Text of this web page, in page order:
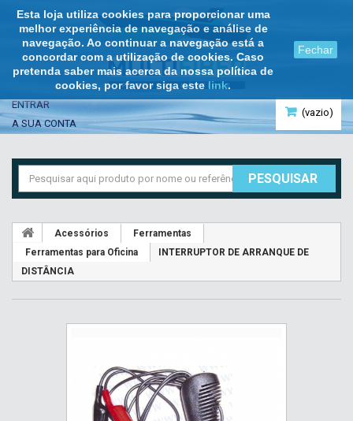
Esta loja utiliza cookies para proporcionar uma
melhor experiência de navegação e análise de
navegação. Ao continuar a navegação está a
concordar com a utilização de cookies. Caso
pretenda saber mais acerca da nossa política de
cookies, por favor siga este link.
Fechar
(vazio)
ENTRAR
A SUA CONTA
PESQUISAR
Acessórios
Ferramentas
Ferramentas para Oficina
INTERRUPTOR DE ARRANQUE DE
DISTÂNCIA